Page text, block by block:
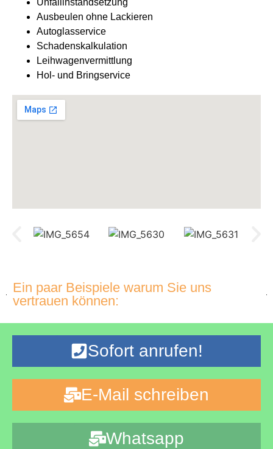
Unfallinstandsetzung
Ausbeulen ohne Lackieren
Autoglasservice
Schadenskalkulation
Leihwagenvermittlung
Hol- und Bringservice
Ein paar Beispiele warum Sie uns
vertrauen können:
Sofort anrufen!
E-Mail schreiben
Whatsapp